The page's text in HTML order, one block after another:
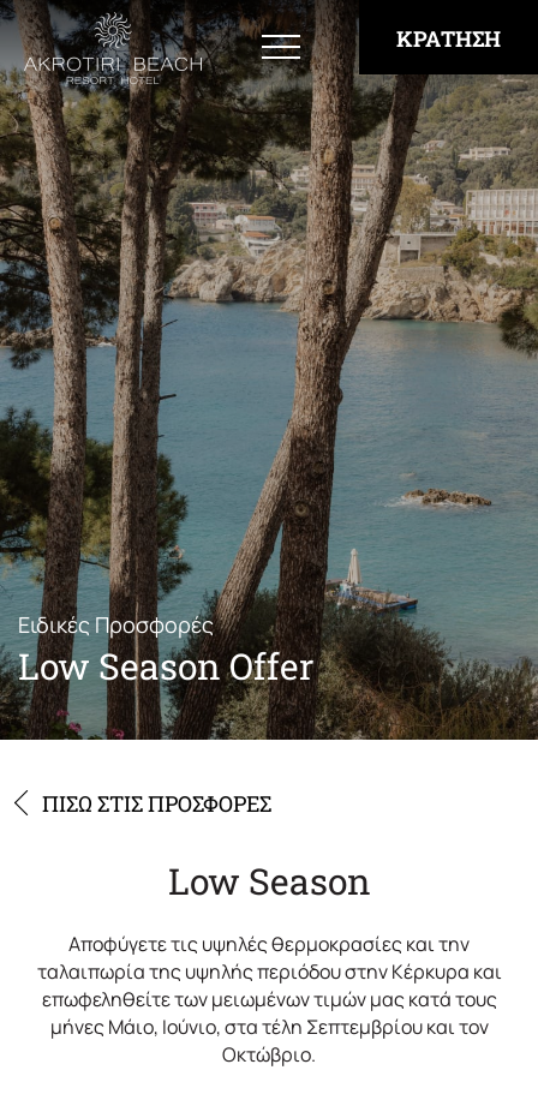
Διαμονή
Bay View Rooms
Superior East Side Rooms - Open Sea View
Superior West Side Rooms - Bay View
Private Deck Rooms with Jacuzzi
Family Rooms
“Panorama” Suite
Εστίαση
Εμπειρίες
Προσφορές
Τοποθεσία
Φωτογραφίες
Επικοινωνία
ΚΡΑΤΗΣΗ
Ειδικές Προσφορές
Low Season Offer
ΠΙΣΩ ΣΤΙΣ ΠΡΟΣΦΟΡΕΣ
Low Season
Αποφύγετε τις υψηλές θερμοκρασίες και την
ταλαιπωρία της υψηλής περιόδου στην Κέρκυρα και
επωφεληθείτε των μειωμένων τιμών μας κατά τους
μήνες Μάιο, Ιούνιο, στα τέλη Σεπτεμβρίου και τον
Οκτώβριο.